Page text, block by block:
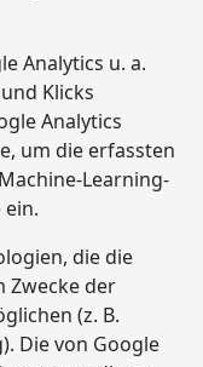
Analytics u. a.
Klicks
Analytics
um die erfassten
Learning-
die die
Zwecke der
(z. B.
Die von Google